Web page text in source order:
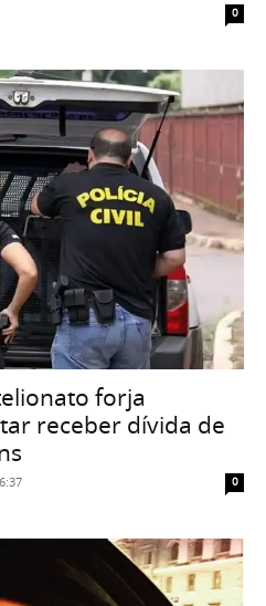
0
forja
receber dívida de
0